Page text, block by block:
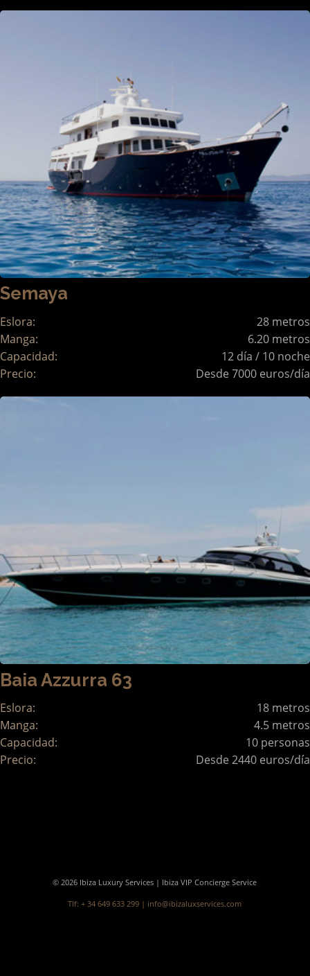
Semaya
Eslora:
28 metros
Manga:
6.20 metros
Capacidad:
12 día / 10 noche
Precio:
Desde 7000 euros/día
Baia Azzurra 63
Eslora:
18 metros
Manga:
4.5 metros
Capacidad:
10 personas
Precio:
Desde 2440 euros/día
© 2026 Ibiza Luxury Services | Ibiza VIP Concierge Service
Tlf: + 34 649 633 299 | info@ibizaluxservices.com